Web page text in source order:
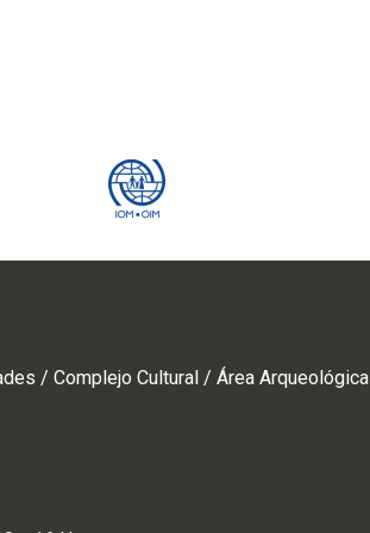
/ Complejo Cultural / Área Arqueológica